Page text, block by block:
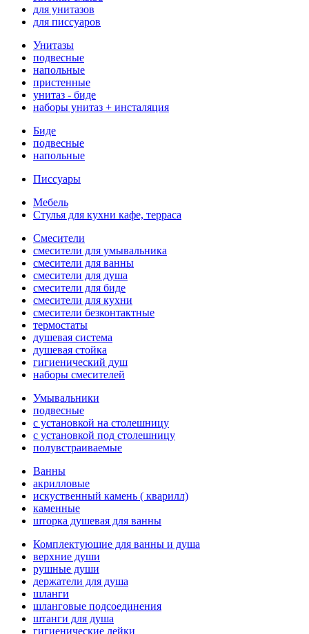
для унитазов
для писсуаров
Унитазы
подвесные
напольные
пристенные
унитаз - биде
наборы унитаз + инсталяция
Биде
подвесные
напольные
Писсуары
Мебель
Стулья для кухни кафе, терраса
Смесители
смесители для умывальника
смесители для ванны
смесители для душа
смесители для биде
смесители для кухни
смесители безконтактные
термостаты
душевая система
душевая стойка
гигиенический душ
наборы смесителей
Умывальники
подвесные
с установкой на столешницу
с установкой под столешницу
полувстраиваемые
Ванны
акрилловые
искуственный камень ( кварилл)
каменные
шторка душевая для ванны
Комплектующие для ванны и душа
верхние души
рушные души
держатели для душа
шланги
шланговые подсоединения
штанги для душа
гигиенические лейки